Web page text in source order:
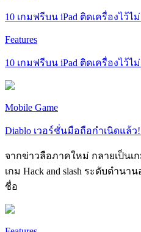
10 เกมฟรีบน iPad ติดเครื่องไว้
Features
10 เกมฟรีบน iPad ติดเครื่องไว้
Mobile Game
Diablo เวอร์ชั่นมือถือกำเนิดแล้ว
จากข่าวลือภาคใหม่ กลายเป็นเ
เกม Hack and slash ระดับตำน
ชื่อ